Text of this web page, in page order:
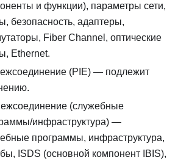
и функции), параметры сети,
безопасность, адаптеры,
Fiber Channel, оптические
Ethernet.
(PIE) — подлежит
(служебные
инфраструктура) —
программы, инфраструктура,
ISDS (основной компонент IBIS),